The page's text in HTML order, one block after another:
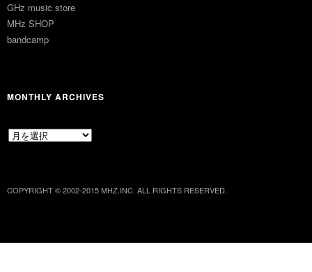
GHz music store
MHz SHOP
bandcamp
MONTHLY ARCHIVES
MONTHLY
COPYRIGHT © 2002-2015 MHZ.INC. ALL RIGHTS RESERVED.